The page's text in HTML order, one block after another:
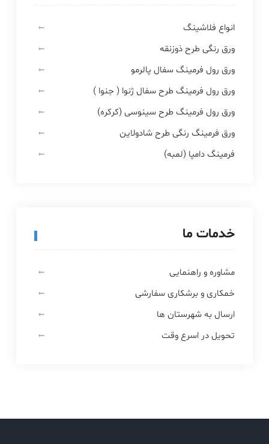
انواع فلاشینگ
ورق رنگی طرح ذوزنقه
ورق رول فرمینگ سفال پالرمو
ورق رول فرمینگ طرح سفال ژنوا ( جنوا )
ورق رول فرمینگ طرح سینوسی (کرکره)
ورق فرمینگ رنگی طرح شادولاین
فرمینگ دامپا (لمبه)
خدمات ما
مشاوره و راهنمایی
خمکاری و برشکاری سفارشی
ارسال به شهرستان ها
تحویل در اسرع وقت